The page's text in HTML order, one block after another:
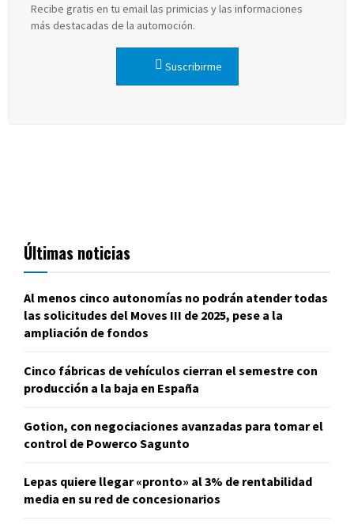
Recibe gratis en tu email las primicias y las informaciones
más destacadas de la automoción.
Suscribirme
Últimas noticias
Al menos cinco autonomías no podrán atender todas
las solicitudes del Moves III de 2025, pese a la
ampliación de fondos
Cinco fábricas de vehículos cierran el semestre con
producción a la baja en España
Gotion, con negociaciones avanzadas para tomar el
control de Powerco Sagunto
Lepas quiere llegar «pronto» al 3% de rentabilidad
media en su red de concesionarios